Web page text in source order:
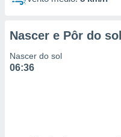
Nascer e Pôr do sol
Nascer do sol
06:36